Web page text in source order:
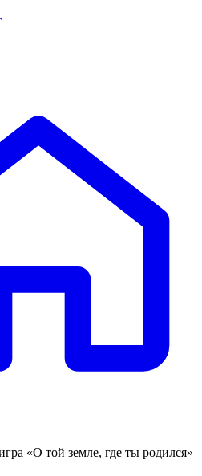
«О той земле, где ты родился»